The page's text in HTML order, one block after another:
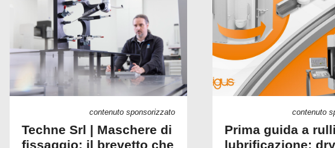
contenuto sponsorizzato
Techne Srl | Maschere di
fissaggio: il brevetto che
contenuto
Prima guida a
lubrificazione: